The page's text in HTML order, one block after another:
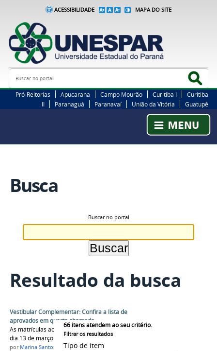
ACESSIBILIDADE MAPA DO SITE
Busca
Pró-Reitorias Apucarana Campo Mourão Curitiba I
Curitiba
II
Paranaguá Paranavaí União da Vitória Guatupê
Busca
Buscar no portal
Resultado da busca
66 itens atendem ao seu critério.
Filtrar os resultados
Tipo de item
Vestibular Complementar: Confira a lista de
aprovados em quarta chamada
As matrículas acontecem nos dias até as 14h do
dia 13 de março
por Marina Santos Daum